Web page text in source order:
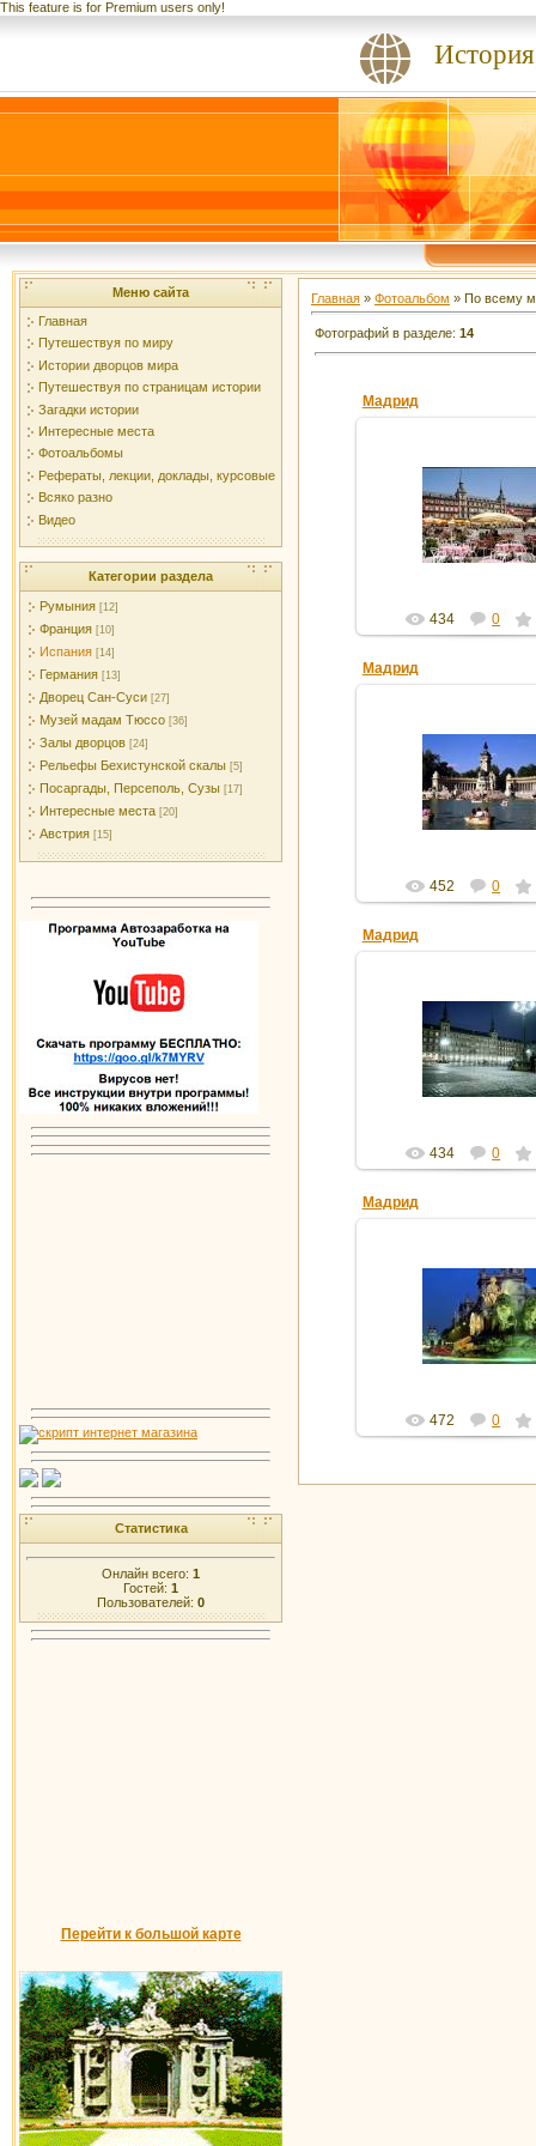
This feature is for Premium users only!
Меню сайта
Главная
Путешествуя по миру
Истории дворцов мира
Путешествуя по страницам истории
Загадки истории
Интересные места
Фотоальбомы
Рефераты, лекции, доклады, курсовые
Всяко разно
Видео
Категории раздела
Румыния [12]
Франция [10]
Испания [14]
Германия [13]
Дворец Сан-Суси [27]
Музей мадам Тюссо [36]
Залы дворцов [24]
Рельефы Бехистунской скалы [5]
Посаргады, Персеполь, Сузы [17]
Интересные места [20]
Австрия [15]
Статистика
Онлайн всего: 1
Гостей: 1
Пользователей: 0
Перейти к большой карте
Главная » Фотоальбом » По всему
Фотографий в разделе: 14
Мадрид
16.02.2012
gdver
434 0
Мадрид
16.02.2012
gdver
452 0
Мадрид
16.02.2012
gdver
434 0
Мадрид
16.02.2012
gdver
472 0